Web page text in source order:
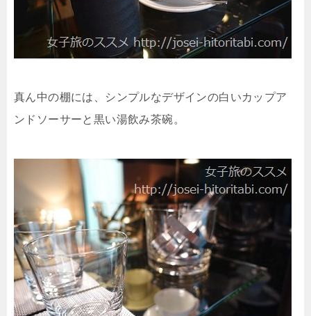
真ん中の棚には、シンプルなデザインの白いカップア
ンドソーサーと黒い湯飲み茶碗。